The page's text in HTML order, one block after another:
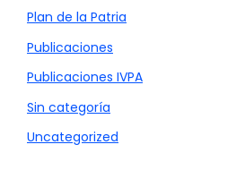
Plan de la Patria
Publicaciones
Publicaciones IVPA
Sin categoría
Uncategorized